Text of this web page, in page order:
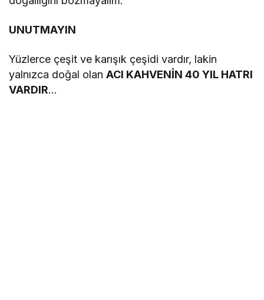
UNUTMAYIN
Yüzlerce çeşit ve karışık çeşidi vardır, lakin
yalnızca doğal olanACI KAHVENİN 40 YIL HATRI
VARDIR…